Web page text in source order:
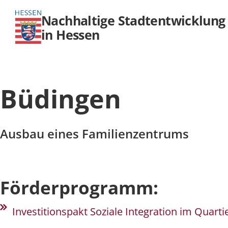
Nachhaltige Stadtentwicklung
in Hessen
Büdingen
Ausbau eines Familienzentrums
Förderprogramm:
Investitionspakt Soziale Integration im